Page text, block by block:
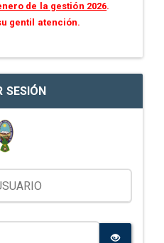
de la gestión 2026.
gentil atención.
SESIÓN